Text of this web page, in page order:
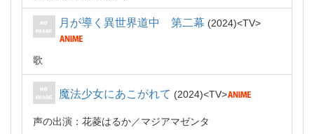
月が導く異世界道中 第二幕 2024 TV
歌
魔法少女にあこがれて 2024 TV
声の出演：花菱はるか／マジアマゼンタ